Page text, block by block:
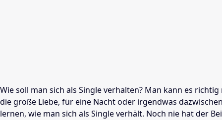
Wie soll man sich als Single verhalten? Man kann es
die große Liebe, für eine Nacht oder irgendwas
lernen, wie man sich als Single verhält. Noch nie hat der